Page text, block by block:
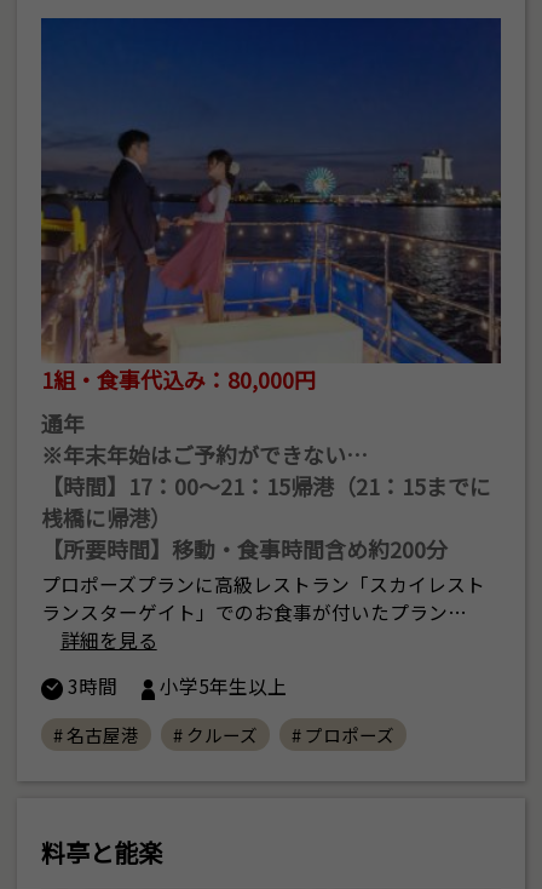
1組・食事代込み：80,000円
通年
※年末年始はご予約ができない…
【時間】17：00〜21：15帰港（21：15までに
桟橋に帰港）
【所要時間】移動・食事時間含め約200分
プロポーズプランに高級レストラン「スカイレスト
ランスターゲイト」でのお食事が付いたプラン…
詳細を見る
3時間
小学5年生以上
# 名古屋港 # クルーズ # プロポーズ
料亭と能楽